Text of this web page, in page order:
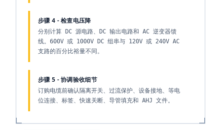
步骤 4 - 检查电压降
分别计算 DC 源电路、DC 输出电路和 AC 逆变器馈
线。600V 或 1000V DC 组串与 120V 或 240V AC
支路的百分比裕量不同。
步骤 5 - 协调验收细节
订购电缆前确认隔离开关、过流保护、设备接地、等电
位连接、标签、快速关断、导管填充和 AHJ 文件。